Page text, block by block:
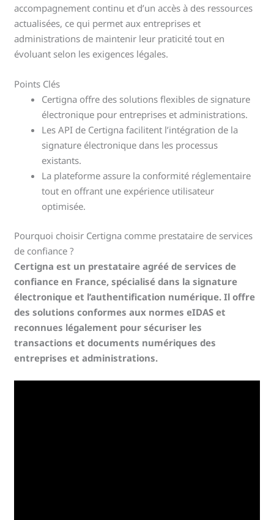
accompagnement continu et d’un accès à des ressources
actualisées, ce qui permet aux entreprises et
administrations de maintenir leur praticité tout en
évoluant selon les exigences légales.
Points Clés
Certigna offre des solutions flexibles de signature
électronique pour entreprises et administrations.
Les API de Certigna facilitent l’intégration de la
signature électronique dans les processus
existants.
La plateforme assure la conformité réglementaire
tout en offrant une expérience utilisateur
optimisée.
Pourquoi choisir Certigna comme prestataire de services
de confiance ?
Certigna est un prestataire agréé de services de
confiance en France, spécialisé dans la signature
électronique et l’authentification numérique. Il offre
des solutions conformes aux normes eIDAS et
reconnues légalement pour sécuriser les
transactions et documents numériques des
entreprises et administrations.